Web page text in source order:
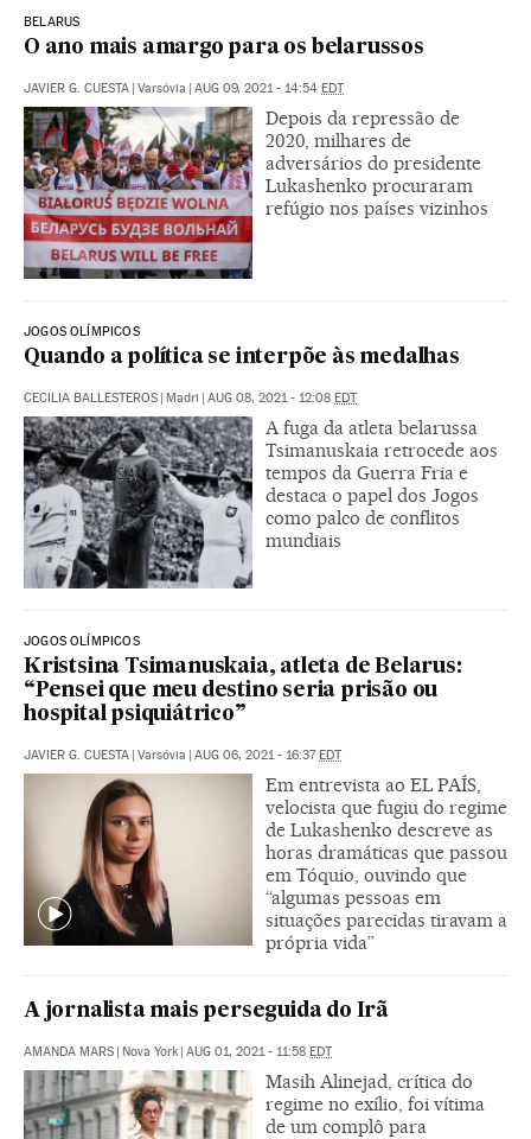
BELARUS
O ano mais amargo para os belarussos
JAVIER G. CUESTA Varsóvia AUG 09, 2021 - 14:54 EDT
Depois da repressão de
2020, milhares de
adversários do presidente
Lukashenko procuraram
refúgio nos países vizinhos
JOGOS OLÍMPICOS
Quando a política se interpõe às medalhas
CECILIA BALLESTEROS Madri AUG 08, 2021 - 12:08 EDT
A fuga da atleta belarussa
Tsimanuskaia retrocede aos
tempos da Guerra Fria e
destaca o papel dos Jogos
como palco de conflitos
mundiais
JOGOS OLÍMPICOS
Kristsina Tsimanuskaia, atleta de Belarus:
“Pensei que meu destino seria prisão ou
hospital psiquiátrico”
JAVIER G. CUESTA | Varsóvia | AUG 06, 2021 - 16:37EDT
Em entrevista ao EL PAÍS,
velocista que fugiu do regime
de Lukashenko descreve as
horas dramáticas que passou
em Tóquio, ouvindo que
“algumas pessoas em
situações parecidas tiravam a
própria vida”
A jornalista mais perseguida do Irã
AMANDA MARS | Nova York | AUG 01, 2021 - 11:58 EDT
Masih Alinejad, crítica do
regime no exílio, foi vítima
de um complô para